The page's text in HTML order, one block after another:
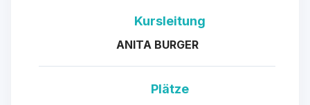
Kursleitung
ANITA BURGER
Plätze